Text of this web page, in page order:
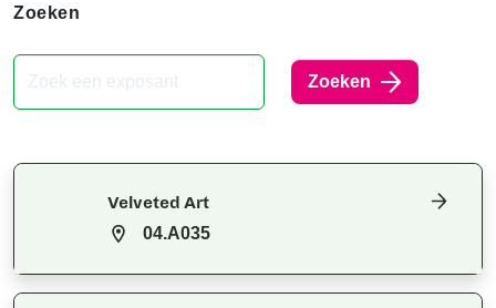
Zoeken
Zoeken
Velveted Art
04.A035